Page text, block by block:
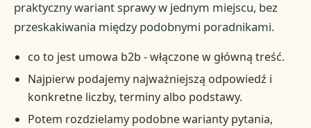
praktyczny wariant sprawy w jednym miejscu, bez
przeskakiwania między podobnymi poradnikami.
co to jest umowa b2b - włączone w główną treść.
Najpierw podajemy najważniejszą odpowiedź i
konkretne liczby, terminy albo podstawy.
Potem rozdzielamy podobne warianty pytania,